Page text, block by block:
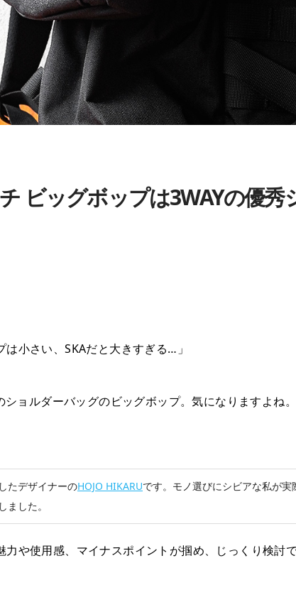
ビッグボップは3WAYの優秀
は小さい、SKAだと大きすぎる…」
ョルダーバッグのビッグボップ。気になりますよね。
たデザイナーのHOJO HIKARUです。モノ選びにシビアな私が実
ました。
や使用感、マイナスポイントが掴め、じっくり検討で